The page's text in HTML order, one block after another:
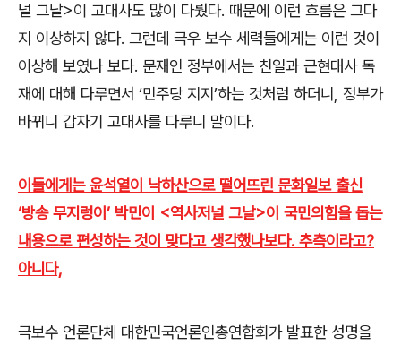
널 그날>이 고대사도 많이 다뤘다. 때문에 이런 흐름은 그다
지 이상하지 않다. 그런데 극우 보수 세력들에게는 이런 것이
이상해 보였나 보다. 문재인 정부에서는 친일과 근현대사 독
재에 대해 다루면서 ‘민주당 지지’하는 것처럼 하더니 , 정부가
바뀌니 갑자기 고대사를 다루니 말이다.
이들에게는 윤석열이 낙하산으로 떨어뜨린 문화일보 출신
‘방송 무지렁이’ 박민이 <역사저널 그날>이 국민의힘을 돕는
내용으로 편성하는 것이 맞다고 생각했나보다. 추측이라고?
아니다,
극보수 언론단체 대한민국언론인총연합회가 발표한 성명을